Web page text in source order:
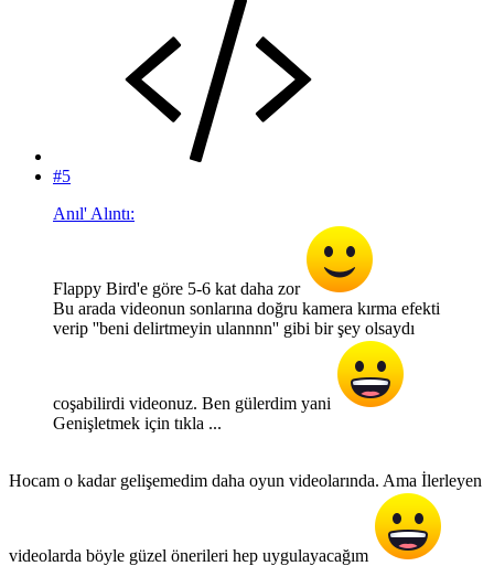
#5
Anıl' Alıntı:
Flappy Bird'e göre 5-6 kat daha zor
Bu arada videonun sonlarına doğru kamera kırma efekti
verip ''beni delirtmeyin ulannnn'' gibi bir şey olsaydı
coşabilirdi videonuz. Ben gülerdim yani
Genişletmek için tıkla ...
Hocam o kadar gelişemedim daha oyun videolarında. Ama İlerleyen
videolarda böyle güzel önerileri hep uygulayacağım